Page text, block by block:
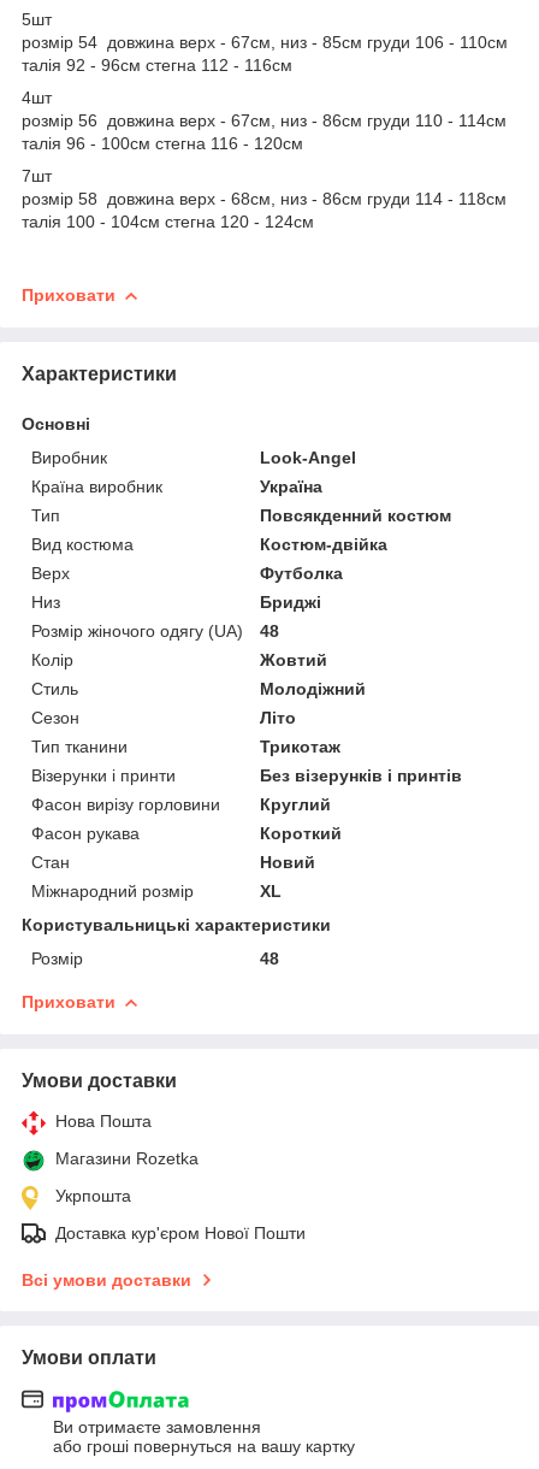
5шт
розмір 54 довжина верх - 67см, низ - 85см груди 106 - 110см
талія 92 - 96см стегна 112 - 116см
4шт
розмір 56 довжина верх - 67см, низ - 86см груди 110 - 114см
талія 96 - 100см стегна 116 - 120см
7шт
розмір 58 довжина верх - 68см, низ - 86см груди 114 - 118см
талія 100 - 104см стегна 120 - 124см
Приховати
Характеристики
Основні
Виробник
Look-Angel
Країна виробник
Україна
Тип
Повсякденний костюм
Вид костюма
Костюм-двійка
Верх
Футболка
Низ
Бриджі
Розмір жіночого одягу (UA)
48
Колір
Жовтий
Стиль
Молодіжний
Сезон
Літо
Тип тканини
Трикотаж
Візерунки і принти
Без візерунків і принтів
Фасон вирізу горловини
Круглий
Фасон рукава
Короткий
Стан
Новий
Міжнародний розмір
XL
Користувальницькі характеристики
Розмір
48
Приховати
Умови доставки
Нова Пошта
Магазини Rozetka
Укрпошта
Доставка кур'єром Нової Пошти
Всі умови доставки
Умови оплати
Ви отримаєте замовлення
або гроші повернуться на вашу картку